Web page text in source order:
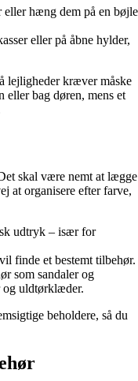
hæng dem på en bøjle
eller på åbne hylder,
lejligheder kræver måske
eller bag døren, mens et
skal være nemt at lægge
at organisere efter farve,
udtryk – især for
finde et bestemt tilbehør.
som sandaler og
og uldtørklæder.
beholdere, så du